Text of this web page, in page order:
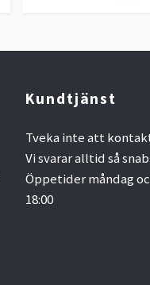
Kundtjänst
Tveka inte att
Vi svarar alltid så
Öppetider måndag
18:00